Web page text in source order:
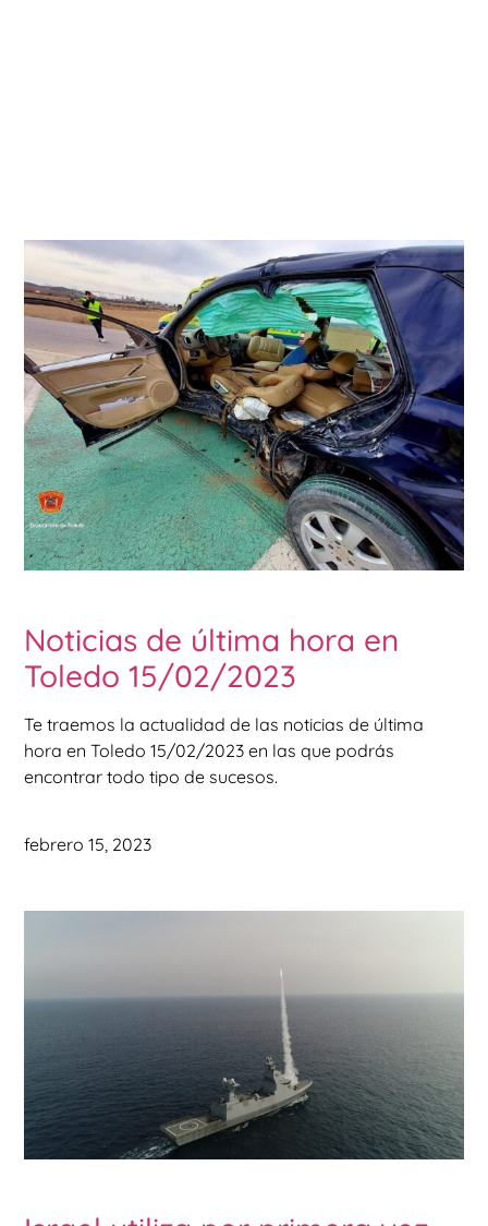
Noticias de última hora en
Toledo 15/02/2023
Te traemos la actualidad de las noticias de última
hora en Toledo 15/02/2023 en las que podrás
encontrar todo tipo de sucesos.
febrero 15, 2023